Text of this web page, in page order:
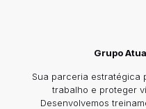
Grupo
Sua parceria estratégica
trabalho e proteger
Desenvolvemos